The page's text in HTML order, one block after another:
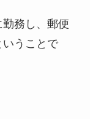
務し、郵便
うことで